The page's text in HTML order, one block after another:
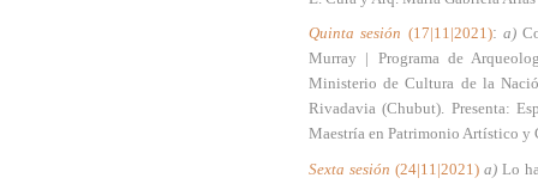
Quinta sesión (17|11|2021): a)
Murray | Programa de
Ministerio de Cultura de la
Rivadavia (Chubut). Presenta:
Maestría en Patrimonio Artístico y
Sexta sesión (24|11|2021) a) Lo